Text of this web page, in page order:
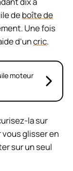
deboîte de
Une fois
d’uncric.
moteur
la sur
vous glisser en
sur un seul